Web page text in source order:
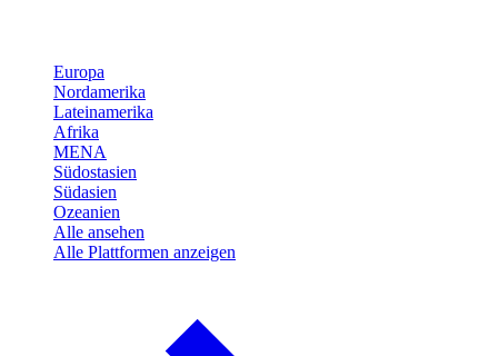
Europa
Nordamerika
Lateinamerika
Afrika
MENA
Südostasien
Südasien
Ozeanien
Alle ansehen
Alle Plattformen anzeigen